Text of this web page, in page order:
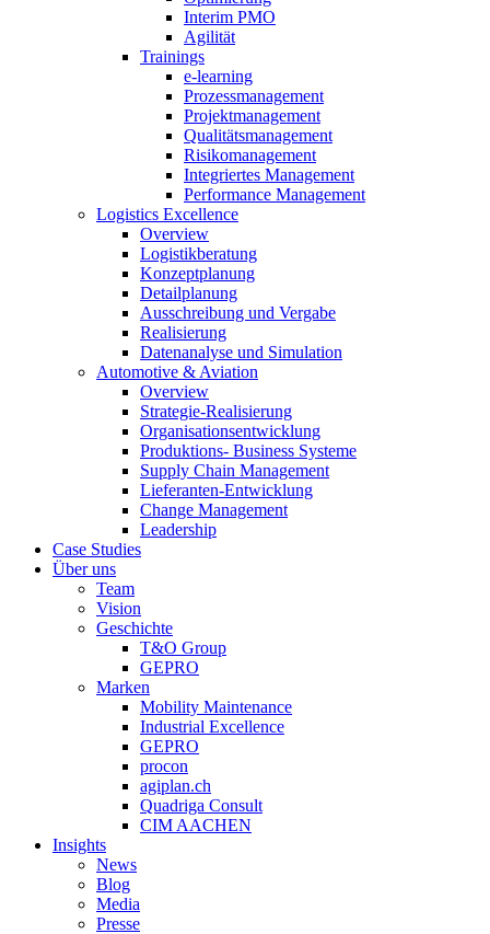
Interim PMO
Agilität
Trainings
e-learning
Prozessmanagement
Projektmanagement
Qualitätsmanagement
Risikomanagement
Integriertes Management
Performance Management
Logistics Excellence
Overview
Logistikberatung
Konzeptplanung
Detailplanung
Ausschreibung und Vergabe
Realisierung
Datenanalyse und Simulation
Automotive & Aviation
Overview
Strategie-Realisierung
Organisationsentwicklung
Produktions- Business Systeme
Supply Chain Management
Lieferanten-Entwicklung
Change Management
Leadership
Case Studies
Über uns
Team
Vision
Geschichte
T&O Group
GEPRO
Marken
Mobility Maintenance
Industrial Excellence
GEPRO
procon
agiplan.ch
Quadriga Consult
CIM AACHEN
Insights
News
Blog
Media
Presse